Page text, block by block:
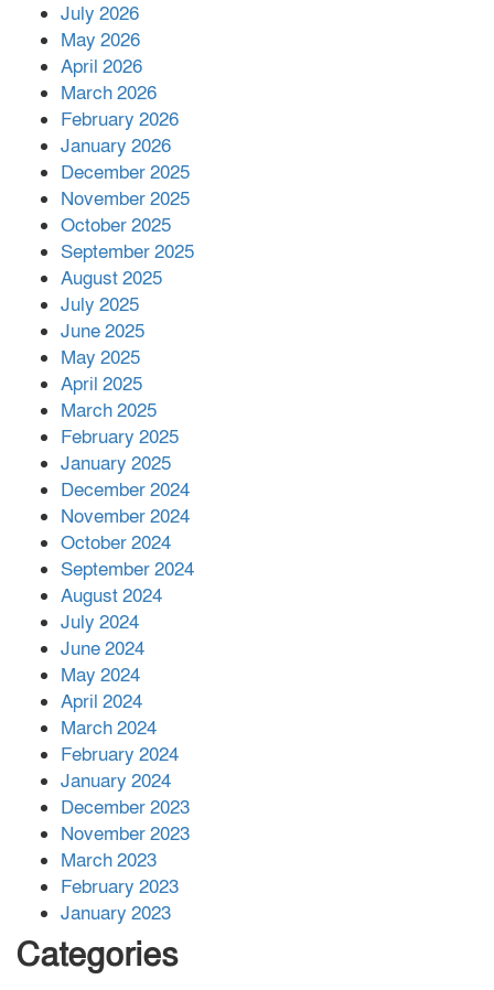
পর ফোন তারেক রহমানের,গ্যাস সঙ্কট
সহায়তা দিলেন সাচিং প্রু জেরী
July 2026
May 2026
April 2026
March 2026
February 2026
January 2026
December 2025
November 2025
October 2025
September 2025
August 2025
July 2025
June 2025
May 2025
April 2025
March 2025
February 2025
January 2025
December 2024
November 2024
October 2024
September 2024
August 2024
July 2024
June 2024
May 2024
April 2024
March 2024
February 2024
January 2024
December 2023
November 2023
March 2023
February 2023
January 2023
Categories